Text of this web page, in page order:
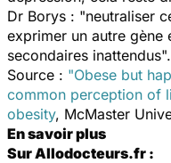
Dr Borys : "neutraliser
exprimer un autre
secondaires inattendus".
Source : "Obese but
common perception of
obesity, McMaster
En savoir plus
Sur Allodocteurs.fr :